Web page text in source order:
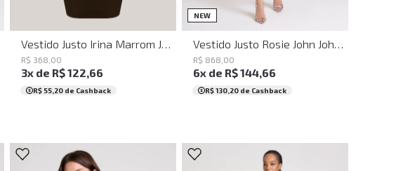
PP GG
R$ 368 00
3x de R$122,66
R$ 55,20 de Cashback
NEW PP P M G
R$ 868 00
6x de R$144,66
R$ 130,20 de Cashback